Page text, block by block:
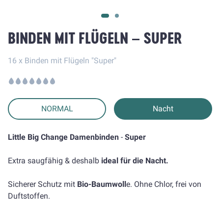
BINDEN MIT FLÜGELN – SUPER
16 x Binden mit Flügeln "Super"
NORMAL Nacht
Little Big Change Damenbinden - Super
Extra saugfähig & deshalb ideal für die Nacht.
Sicherer Schutz mit Bio-Baumwolle. Ohne Chlor, frei von
Duftstoffen.